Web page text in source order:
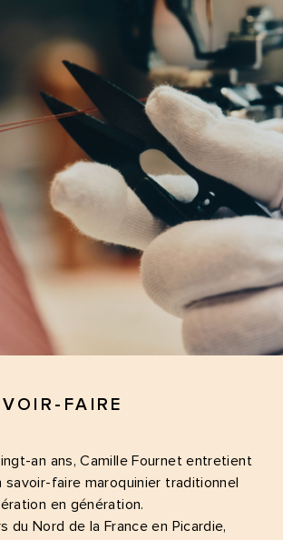
FAIRE
an ans, Camille Fournet entretient
faire maroquinier traditionnel
en génération.
du Nord de la France en Picardie,